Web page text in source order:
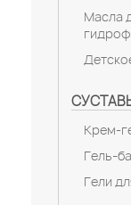
Масла
Крем-
Гель-
Гели